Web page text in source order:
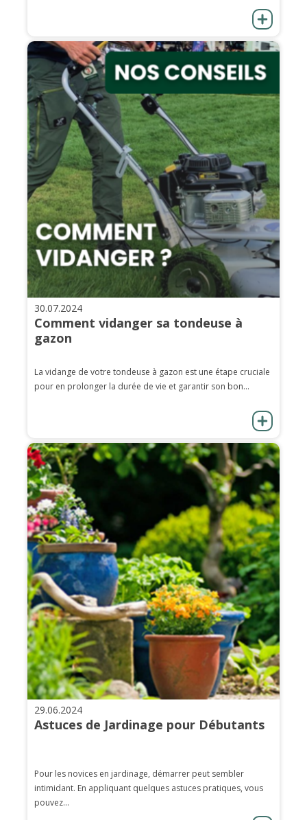
30.07.2024
Comment vidanger sa tondeuse à
gazon
La vidange de votre tondeuse à gazon est une étape cruciale
pour en prolonger la durée de vie et garantir son bon...
29.06.2024
Astuces de Jardinage pour Débutants
Pour les novices en jardinage, démarrer peut sembler
intimidant. En appliquant quelques astuces pratiques, vous
pouvez...